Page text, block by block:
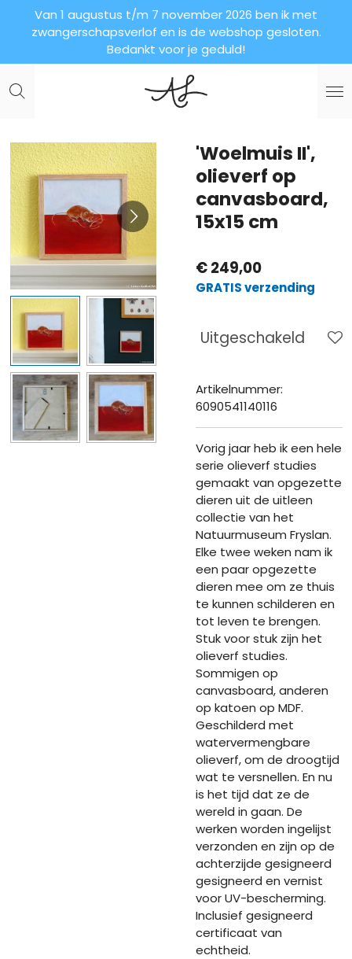
direct
de
hoofdinhoud
Van 1 augustus t/m 7 november 2026 ben ik met
zwangerschapsverlof en is de webshop gesloten.
Bedankt voor je geduld!
'Woelmuis II',
olieverf op
canvasboard,
15x15 cm
€ 249,00
GRATIS verzending
Uitgeschakeld
Artikelnummer:
6090541140116
Vorig jaar heb ik een hele
serie olieverf studies
gemaakt van opgezette
dieren uit de uitleen
collectie van het
Natuurmuseum Fryslan.
Elke twee weken nam ik
een paar opgezette
dieren mee om ze thuis
te kunnen schilderen en
tot leven te brengen.
Stuk voor stuk zijn het
olieverf studies.
Sommigen op
canvasboard, anderen
op katoen op MDF.
Geschilderd met
watervermengbare
olieverf, om de droogtijd
wat te versnellen. En nu
is het tijd dat ze de
wereld in gaan. De
werken worden ingelijst
verzonden en zijn op de
achterzijde gesigneerd
gesigneerd en vernist
voor UV-bescherming.
Inclusief gesigneerd
certificaat van
echtheid.